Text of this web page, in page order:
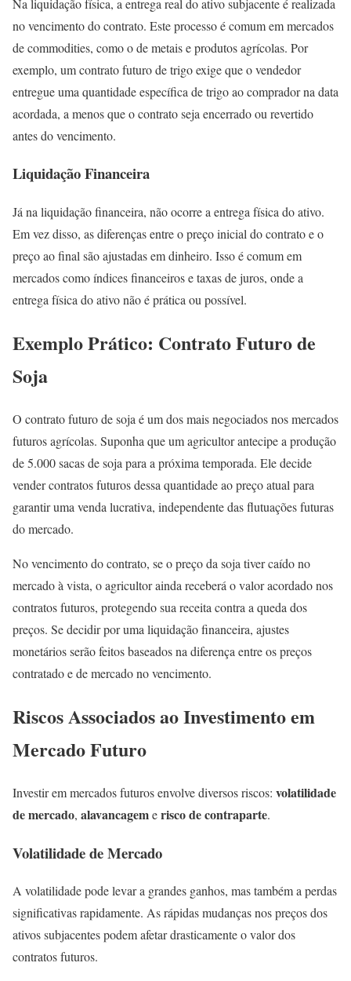
Na liquidação física, a entrega real do ativo subjacente é realizada
no vencimento do contrato. Este processo é comum em mercados
de commodities, como o de metais e produtos agrícolas. Por
exemplo, um contrato futuro de trigo exige que o vendedor
entregue uma quantidade específica de trigo ao comprador na data
acordada, a menos que o contrato seja encerrado ou revertido
antes do vencimento.
Liquidação Financeira
Já na liquidação financeira, não ocorre a entrega física do ativo.
Em vez disso, as diferenças entre o preço inicial do contrato e o
preço ao final são ajustadas em dinheiro. Isso é comum em
mercados como índices financeiros e taxas de juros, onde a
entrega física do ativo não é prática ou possível.
Exemplo Prático: Contrato Futuro de
Soja
O contrato futuro de soja é um dos mais negociados nos mercados
futuros agrícolas. Suponha que um agricultor antecipe a produção
de 5.000 sacas de soja para a próxima temporada. Ele decide
vender contratos futuros dessa quantidade ao preço atual para
garantir uma venda lucrativa, independente das flutuações futuras
do mercado.
No vencimento do contrato, se o preço da soja tiver caído no
mercado à vista, o agricultor ainda receberá o valor acordado nos
contratos futuros, protegendo sua receita contra a queda dos
preços. Se decidir por uma liquidação financeira, ajustes
monetários serão feitos baseados na diferença entre os preços
contratado e de mercado no vencimento.
Riscos Associados ao Investimento em
Mercado Futuro
Investir em mercados futuros envolve diversos riscos: volatilidade
de mercado, alavancagemerisco de contraparte.
Volatilidade de Mercado
A volatilidade pode levar a grandes ganhos, mas também a perdas
significativas rapidamente. As rápidas mudanças nos preços dos
ativos subjacentes podem afetar drasticamente o valor dos
contratos futuros.